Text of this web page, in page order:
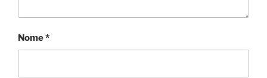
Nome*